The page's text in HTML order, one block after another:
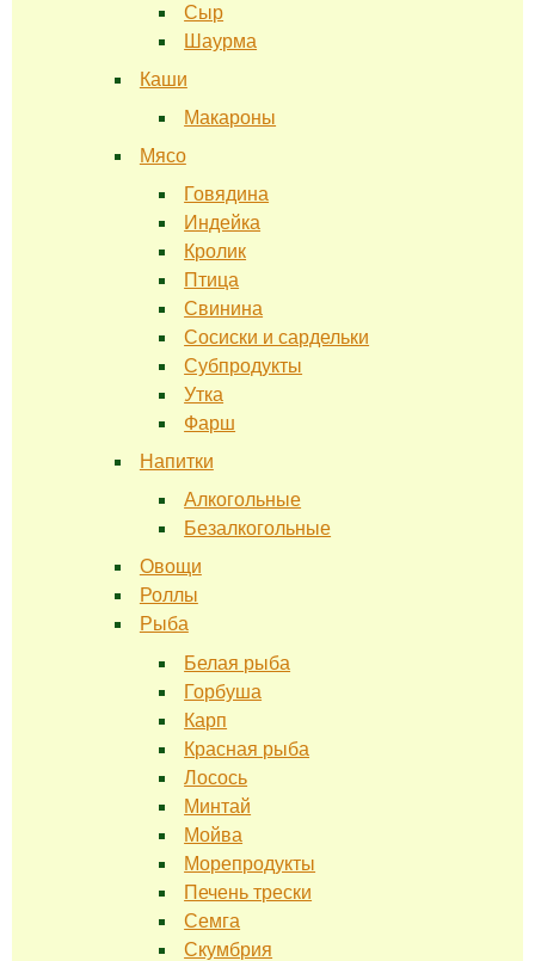
Сыр
Шаурма
Каши
Макароны
Мясо
Говядина
Индейка
Кролик
Птица
Свинина
Сосиски и сардельки
Субпродукты
Утка
Фарш
Напитки
Алкогольные
Безалкогольные
Овощи
Роллы
Рыба
Белая рыба
Горбуша
Карп
Красная рыба
Лосось
Минтай
Мойва
Морепродукты
Печень трески
Семга
Скумбрия